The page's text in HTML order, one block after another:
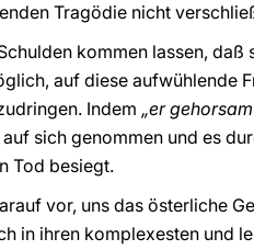
Tragödie nicht
kommen lassen,
auf diese aufwühlende
Indem „er
sich genommen und es
Tod besiegt.
vor, uns das österliche
in ihren komplexesten und